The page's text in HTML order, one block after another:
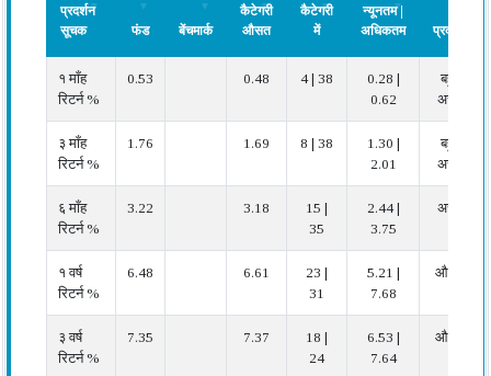
प्रदर्शन
सूचक
फंड बेंचमार्क
कैटेगरी
औसत
कैटेगरी
में
न्यूनतम |
अधिकतम
प्रदर्शन
सूचक
औसत
रैंक
में
न्यूनतम |
अधिकतम
१ माँह
रिटर्न %
0.53 0.48 4 | 38
0.28 |
0.62
बहुत
अच्छा
३ माँह
रिटर्न %
1.76 1.69 8 | 38
1.30 |
2.01
बहुत
अच्छा
६ माँह
रिटर्न %
3.22 3.18
15 |
35
2.44 |
3.75
अच्छा
१ वर्ष
रिटर्न %
6.48 6.61
23 |
31
5.21 |
7.68
औसत
३ वर्ष
रिटर्न %
7.35 7.37
18 |
24
6.53 |
7.64
औसत